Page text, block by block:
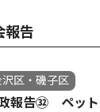
報告
沢区・磯子区
報告㉜ ペッ